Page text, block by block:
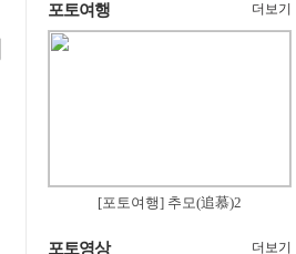
포토여행 더보기
[포토여행] 추모(追慕)2
포토영상 더보기